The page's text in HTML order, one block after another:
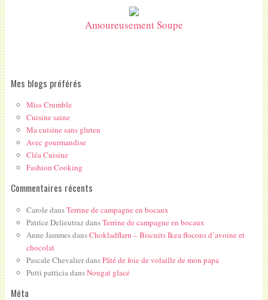
Amoureusement Soupe
Mes blogs préférés
Miss Crumble
Cuisine saine
Ma cuisine sans gluten
Avec gourmandise
Cléa Cuisine
Fashion Cooking
Commentaires récents
Carole dansTerrine de campagne en bocaux
Patrice DelieutrazdansTerrine de campagne en bocaux
Anne JammesdansChokladflarn – Biscuits Ikea flocons d’avoine et
chocolat
Pascale ChevalierdansPâté de foie de volaille de mon papa
Putti patticia dansNougat glacé
Méta